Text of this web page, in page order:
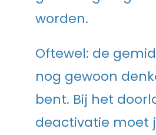
worden.
Oftewel: de
nog gewoon
bent. Bij het
deactivatie moet